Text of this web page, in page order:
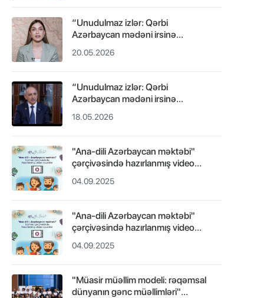
“Unudulmaz izlər: Qərbi
Azərbaycan mədəni irsinə
hazırlanmış II video.
20.05.2026
“Unudulmaz izlər: Qərbi
Azərbaycan mədəni irsinə
hazırlanmış video.
18.05.2026
"Ana-dili Azərbaycan məktəbi"
çərçivəsində hazırlanmış video
04.09.2025
"Ana-dili Azərbaycan məktəbi"
çərçivəsində hazırlanmış video
04.09.2025
"Müasir müəllim modeli: rəqəmsal
dünyanın gənc müəllimləri"